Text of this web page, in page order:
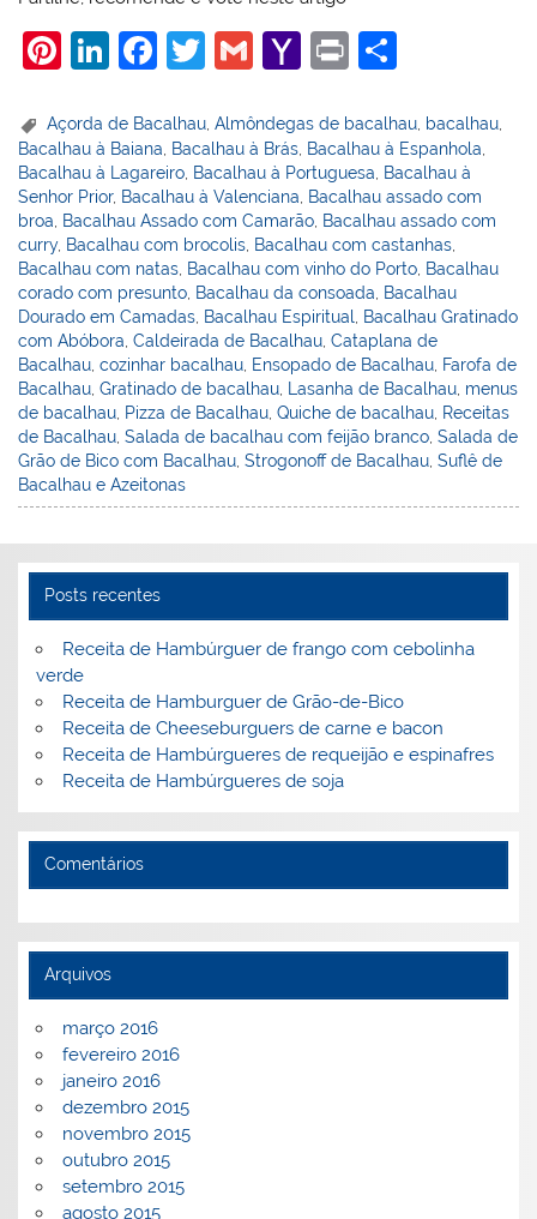
Pi
er
e
st
Li
k
e
dI
n
F
c
e
b
o
o
k
T
itt
er
G
ai
l
Y
h
o
o
M
ai
l
Pr
t
ar
e
Açorda de Bacalhau ,Almôndegas de bacalhau bacalhau
Bacalhau à Baiana, Bacalhau à Brás, Bacalhau à Espanhola,
Bacalhau à Lagareiro, Bacalhau à Portuguesa, Bacalhau à
Senhor Prior, Bacalhau à Valenciana, Bacalhau assado com
broa, Bacalhau Assado com Camarão, Bacalhau assado com
curry, Bacalhau com brocolis, Bacalhau com castanhas,
Bacalhau com natas, Bacalhau com vinho do Porto, Bacalhau
corado com presunto, Bacalhau da consoada, Bacalhau
Dourado em Camadas, Bacalhau Espiritual, Bacalhau Gratinado
com Abóbora,Caldeirada de Bacalhau,Cataplana de
Bacalhau,cozinhar bacalhau, Ensopado de Bacalhau, Farofa de
Bacalhau,Gratinado de bacalhau, Lasanha de Bacalhau, menus
de bacalhau, Pizza de Bacalhau,Quiche de bacalhau, Receitas
de Bacalhau,Salada de bacalhau com feijão branco,Salada de
Grão de Bico com Bacalhau,Strogonoff de Bacalhau,Suflê de
Bacalhau e Azeitonas
Posts recentes
Receita de Hambúrguer de frango com cebolinha
verde
Receita de Hamburguer de Grão-de-Bico
Receita de Cheeseburguers de carne e bacon
Receita de Hambúrgueres de requeijão e espinafres
Receita de Hambúrgueres de soja
Comentários
Arquivos
março 2016
fevereiro 2016
janeiro 2016
dezembro 2015
novembro 2015
outubro 2015
setembro 2015
agosto 2015